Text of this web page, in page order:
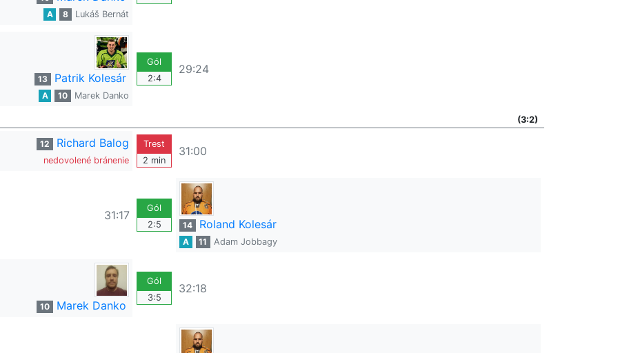
A 8 Lukáš Bernát
13 Patrik Kolesár
A 10 Marek Danko
Gól
2:4
29:24
(3:2)
12 Richard Balog
nedovolené bránenie
Trest
2 min
31:00
31:17
Gól
2:5
14 Roland Kolesár
A 11 Adam Jobbagy
10 Marek Danko
Gól
3:5
32:18